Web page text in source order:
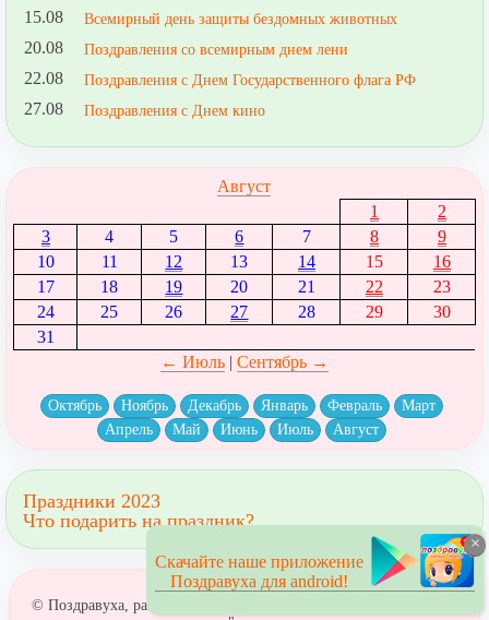
15.08 Всемирный день защиты бездомных животных
20.08 Поздравления со всемирным днем лени
22.08 Поздравления с Днем Государственного флага РФ
27.08 Поздравления с Днем кино
Август
1
2
3
4 5 6 7 8
9
10
11 12 13 14 15
16
17
18 19 20 21 22
23
24
25 26 27 28 29
30
31
← Июль| Сентябрь →
Октябрь Ноябрь Декабрь Январь Февраль
Март
Апрель
Май Июнь Июль Август
Праздники 2023
Что подарить на праздник?
© Поздравуха, раздел: "
×
Скачайте наше приложение
Поздравуха для android!